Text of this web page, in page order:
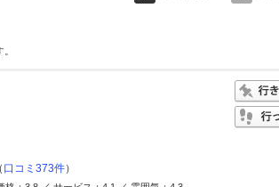
（ 口コミ373件）